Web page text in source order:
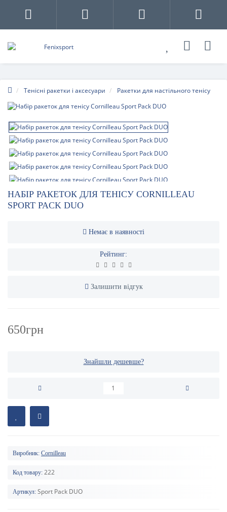
Тенісні ракетки і аксесуари Ракетки для настільного тенісу
НАБІР РАКЕТОК ДЛЯ ТЕНІСУ CORNILLEAU
SPORT PACK DUO
Немає в наявності
Рейтинг:
Залишити відгук
650грн
Знайшли дешевше?
Виробник: Cornilleau
Код товару: 222
Артикул: Sport Pack DUO